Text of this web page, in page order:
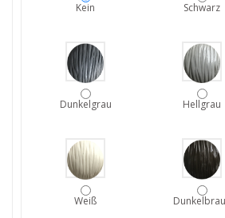
Kein Schwarz
Dunkelgrau Hellgrau
Weiß